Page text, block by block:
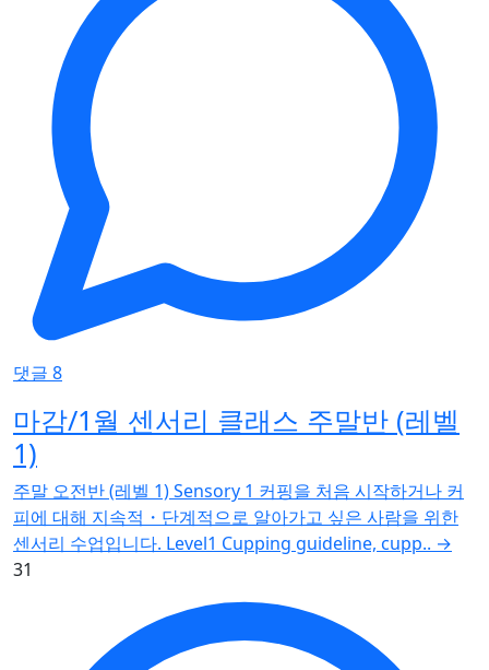
댓글 8
마감/1월 센서리 클래스 주말반 (레벨
1)
주말 오전반 (레벨 1) Sensory 1 커핑을 처음 시작하거나 커
피에 대해 지속적・단계적으로 알아가고 싶은 사람을 위한
센서리 수업입니다. Level1 Cupping guideline, cupp.. →
31